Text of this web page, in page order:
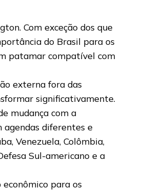
Com exceção dos que
do Brasil para os
patamar compatível com
externa fora das
significativamente.
mudança com a
agendas diferentes e
Venezuela, Colômbia,
Sul-americano e a
para os